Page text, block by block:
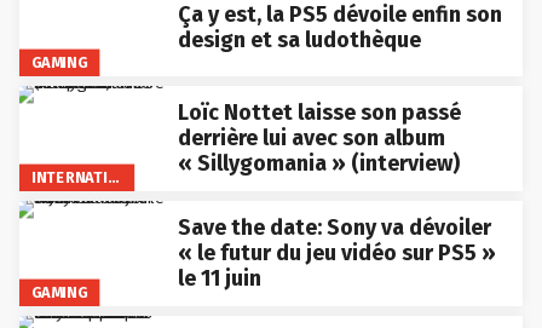
GAMING
Ça y est, la PS5 dévoile enfin son
design et sa ludothèque
INTERNATIONAL
Loïc Nottet laisse son passé
derrière lui avec son album
« Sillygomania » (interview)
GAMING
Save the date: Sony va dévoiler
« le futur du jeu vidéo sur PS5 »
le 11 juin